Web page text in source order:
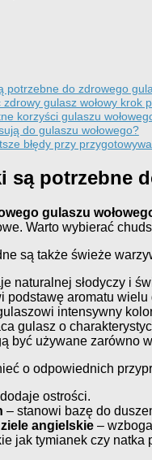
potrzebne do zdrowego
gulasz wołowy krok
korzyści gulaszu
do gulaszu wołowego?
błędy przy
są potrzebne
gulaszu
Warto wybierać
są także świeże
naturalnej słodyczy i
podstawę aromatu wielu
intensywny
gulasz o
być używane zarówno
o odpowiednich
ostrości.
– stanowi bazę do
angielskie –
jak tymianek czy natka